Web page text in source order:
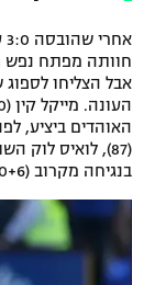
אבל הצליחו
האוהדים ביציע,
בנגיחה מקרוב (90+6). ניצחון ראשון העונה לבורנמות'.